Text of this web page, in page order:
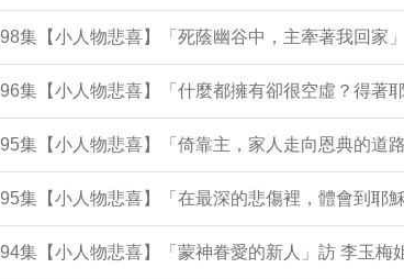
集【小人物悲喜】「死蔭幽谷中，主牽著我回家
集【小人物悲喜】「什麼都擁有卻很空虛？得著
集【小人物悲喜】「倚靠主，家人走向恩典的道
集【小人物悲喜】「在最深的悲傷裡，體會到耶
集【小人物悲喜】「蒙神眷愛的新人」訪 李玉梅